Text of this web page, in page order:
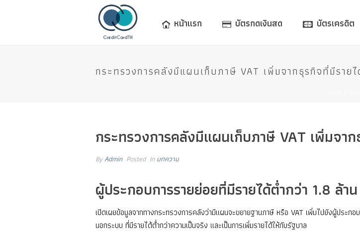
หน้าแรก บัตรกดเงินสด บัตรเครดิต
กระทรวงการคลังมีแผนเก็บภาษี VAT เพิ่มจากธุรกิจที่มีราย
กระทรวงการคลังมีแผนเก็บภาษี VAT เพิ่มจา
ByAdmin Posted Inบทความ
ผู้ประกอบการรายย่อยที่มีรายได้ต่ำกว่า 1.8 ล้า
เปิดเผยข้อมูลจากทางกระทรวงการคลังว่ามีแผนจะขยายฐานภาษี หรือ VAT เพิ่มไปยังผู้ประ
นอกระบบ ที่มีรายได้ต่ำกว่าความเป็นจริง และเป็นการเพิ่มรายได้ให้กับรัฐบาล